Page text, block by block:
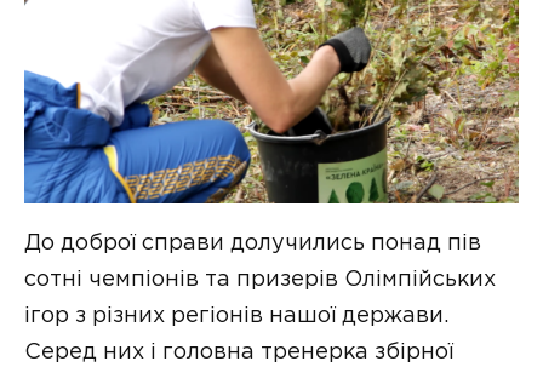
До доброї справи долучились понад пів
сотні чемпіонів та призерів Олімпійських
ігор з різних регіонів нашої держави.
Серед них і головна тренерка збірної